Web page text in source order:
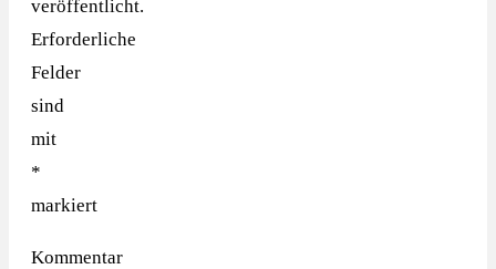
veröffentlicht.
Erforderliche
Felder
sind
mit
*
markiert
Kommentar